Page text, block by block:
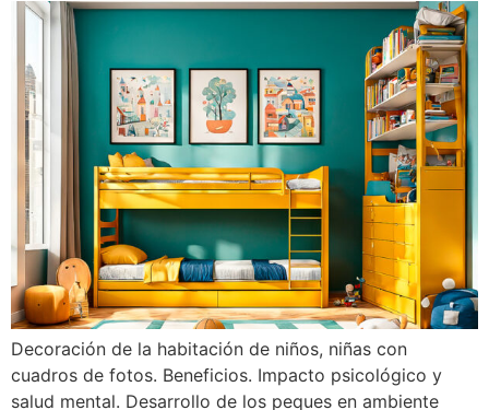
Decoración de la habitación de niños, niñas con
cuadros de fotos. Beneficios. Impacto psicológico y
salud mental. Desarrollo de los peques en ambiente